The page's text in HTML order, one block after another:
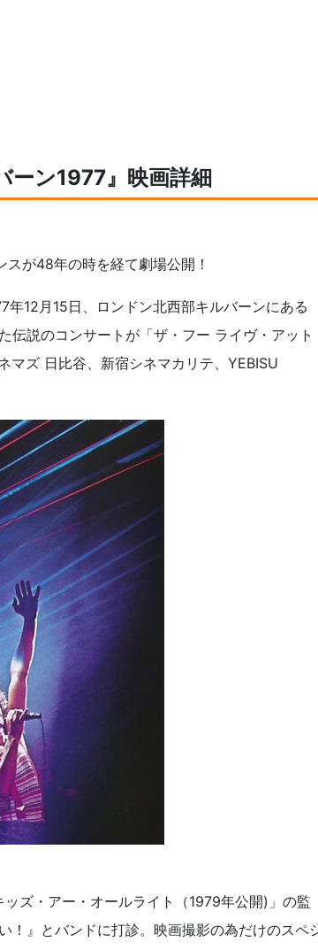
ーン1977』映画詳細
が48年の時を経て劇場公開！
12月15日、ロンドン北西部キルバーンにある
伝説のコンサートが「ザ・フー ライヴ・アット
マズ 日比谷、新宿シネマカリテ、YEBISU
ズ・アー・オールライト（1979年公開)」の監
！』とバンドに打診。映画撮影の為だけのスペ